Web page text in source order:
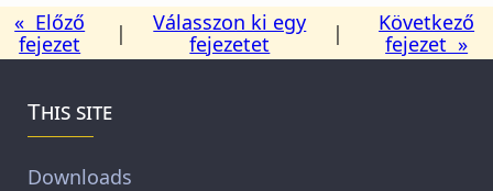
« Előző
fejezet
|
Válasszon ki egy
fejezetet
|
Következő
fejezet »
This site
Downloads